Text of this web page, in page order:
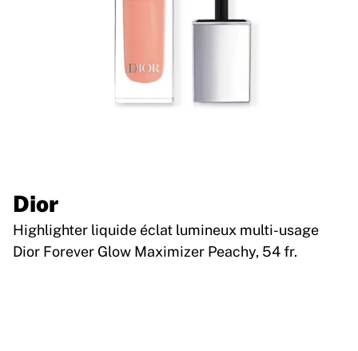
Dior
Highlighter liquide éclat lumineux multi-usage
Dior Forever Glow Maximizer Peachy, 54 fr.